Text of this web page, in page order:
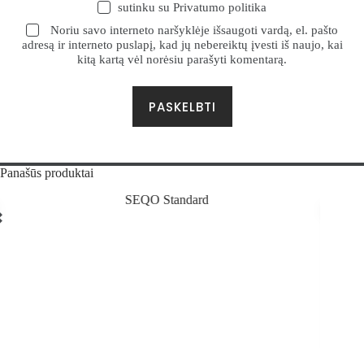
sutinku suPrivatumo politika
Noriu savo interneto naršyklėje išsaugoti vardą, el. pašto
adresą ir interneto puslapį, kad jų nebereiktų įvesti iš naujo, kai
kitą kartą vėl norėsiu parašyti komentarą.
PASKELBTI
Panašūs produktai